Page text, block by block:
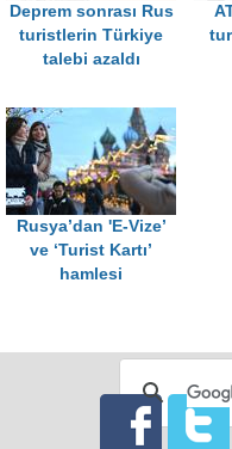
Deprem sonrası Rus
turistlerin Türkiye
talebi azaldı
Rusya’dan 'E-Vize’
ve ‘Turist Kartı’
hamlesi